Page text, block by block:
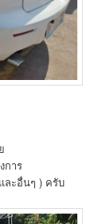
การ
ละอื่นๆ ) ครับ